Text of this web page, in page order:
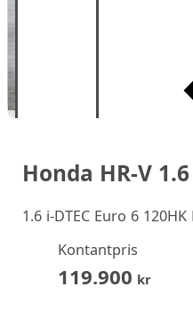
Honda HR-V 1.6
1.6 i-DTEC Euro 6
Kontantpris
119.900 kr